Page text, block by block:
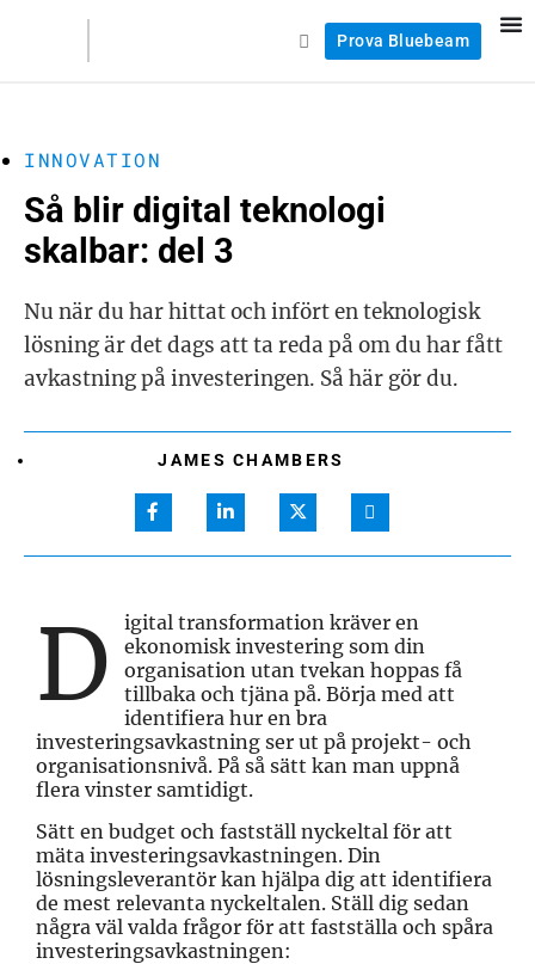
Prova Bluebeam
INNOVATION
Så blir digital teknologi
skalbar: del 3
Nu när du har hittat och infört en teknologisk
lösning är det dags att ta reda på om du har fått
avkastning på investeringen. Så här gör du.
JAMES CHAMBERS
D
igital transformation kräver en
ekonomisk investering som din
organisation utan tvekan hoppas få
tillbaka och tjäna på. Börja med att
identifiera hur en bra
investeringsavkastning ser ut på projekt- och
organisationsnivå. På så sätt kan man uppnå
flera vinster samtidigt.
Sätt en budget och fastställ nyckeltal för att
mäta investeringsavkastningen. Din
lösningsleverantör kan hjälpa dig att identifiera
de mest relevanta nyckeltalen. Ställ dig sedan
några väl valda frågor för att fastställa och spåra
investeringsavkastningen: